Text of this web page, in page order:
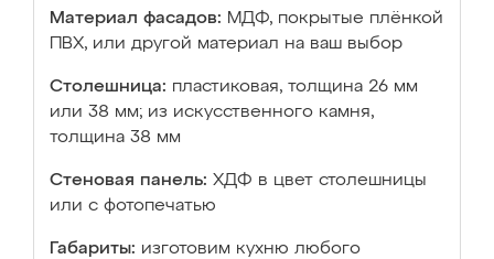
Материал фасадов: МДФ, покрытые плёнкой
ПВХ, или другой материал на ваш выбор
Столешница: пластиковая, толщина 26 мм
или 38 мм; из искусственного камня,
толщина 38 мм
Стеновая панель: ХДФ в цвет столешницы
или с фотопечатью
Габариты: изготовим кухню любого